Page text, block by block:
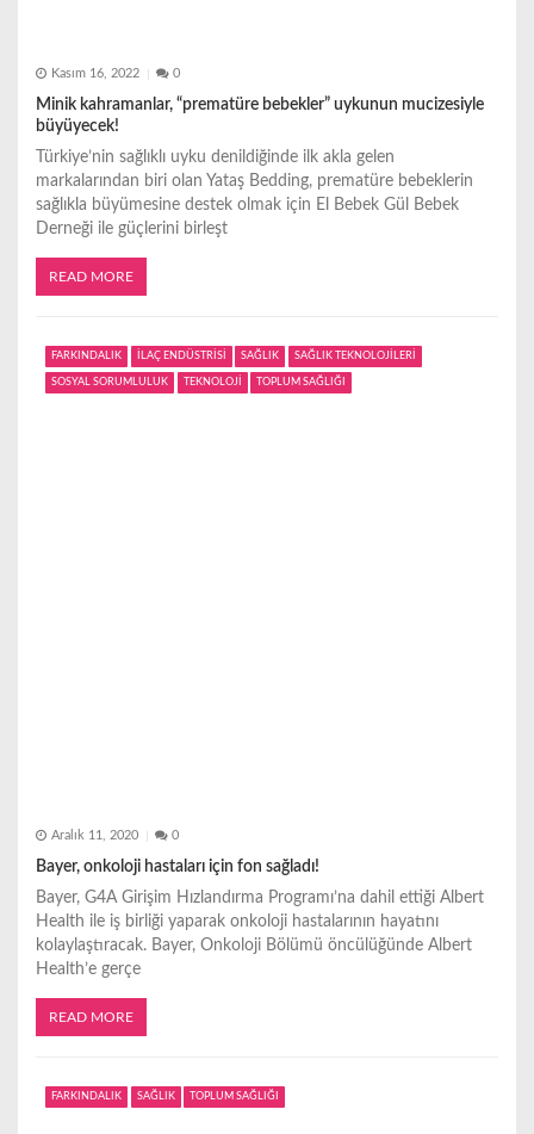
Kasım 16, 2022 0
Minik kahramanlar, “prematüre bebekler” uykunun mucizesiyle
büyüyecek!
Türkiye’nin sağlıklı uyku denildiğinde ilk akla gelen
markalarından biri olan Yataş Bedding, prematüre bebeklerin
sağlıkla büyümesine destek olmak için El Bebek Gül Bebek
Derneği ile güçlerini birleşt
READ MORE
FARKINDALIK İLAÇ ENDÜSTRİSİ SAĞLIK SAĞLIK TEKNOLOJİLERİ
SOSYAL SORUMLULUK TEKNOLOJİ TOPLUM SAĞLIĞI
Aralık 11, 2020 0
Bayer, onkoloji hastaları için fon sağladı!
Bayer, G4A Girişim Hızlandırma Programı’na dahil ettiği Albert
Health ile iş birliği yaparak onkoloji hastalarının hayatını
kolaylaştıracak. Bayer, Onkoloji Bölümü öncülüğünde Albert
Health’e gerçe
READ MORE
FARKINDALIK SAĞLIK TOPLUM SAĞLIĞI